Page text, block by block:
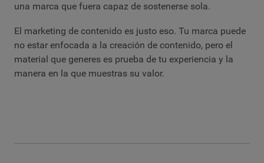
una marca que fuera capaz de sostenerse sola.
El marketing de contenido es justo eso. Tu marca puede
no estar enfocada a la creación de contenido, pero el
material que generes es prueba de tu experiencia y la
manera en la que muestras su valor.